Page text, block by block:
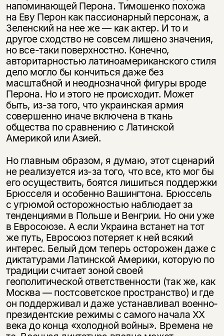
напоминающей Перона. Тимошенко похожа
на Еву Перон как пассионарный персонаж, а
Зеленский на нее же — как актер. И то и
другое сходство не совсем лишено значения,
но все-таки поверхностно. Конечно,
авторитарностью латиноамериканского стиля
дело могло бы кончиться даже без
масштабной и неоднозначной фигуры вроде
Перона. Но и этого не происходит. Может
быть, из-за того, что украинская армия
совершенно иначе включена в ткань
общества по сравнению с Латинской
Америкой или Азией.
Но главным образом, я думаю, этот сценарий
не реализуется из-за того, что все, кто мог бы
его осуществить, боятся лишиться поддержки
Брюсселя и особенно Вашингтона. Брюссель
с угрюмой осторожностью наблюдает за
тенденциями в Польше и Венгрии. Но они уже
в Евросоюзе. А если Украина встанет на тот
же путь, Евросоюз потеряет к ней всякий
интерес. Белый дом теперь осторожен даже с
диктатурами Латинской Америки, которую по
традиции считает зоной своей
геополитической ответственности (так же, как
Москва — постсоветское пространство) и где
он поддерживал и даже устанавливал военно-
президентские режимы с самого начала ХХ
века до конца «холодной войны». Времена не